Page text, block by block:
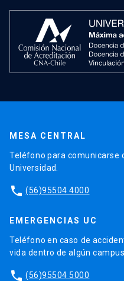
MESA CENTRAL
Teléfono para comunicarse
Universidad.
phone (56)95504 4000
EMERGENCIAS UC
Teléfono en caso de
vida dentro de algún
phone (56)95504 5000